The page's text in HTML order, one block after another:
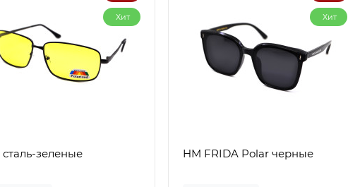
Хит
сталь-зеленые
Хит
HM FRIDA Polar черные